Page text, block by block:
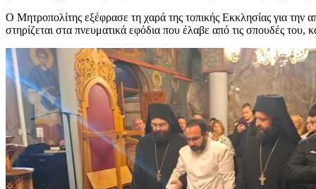
Ο Μητροπολίτης εξέφρασε τη χαρά της τοπικής Εκκλησίας για
στηρίζεται στα πνευματικά εφόδια που έλαβε από τις σπουδές